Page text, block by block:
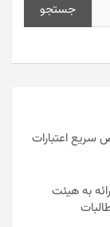
جستجو
سریع اعتبارات
ارائه به هیئت